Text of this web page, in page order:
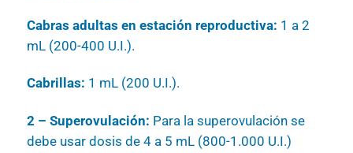
Cabras adultas en estación reproductiva: 1 a 2
mL (200-400 U.I.).
Cabrillas: 1 mL (200 U.I.).
2 – Superovulación: Para la superovulación se
debe usar dosis de 4 a 5 mL (800-1.000 U.I.)